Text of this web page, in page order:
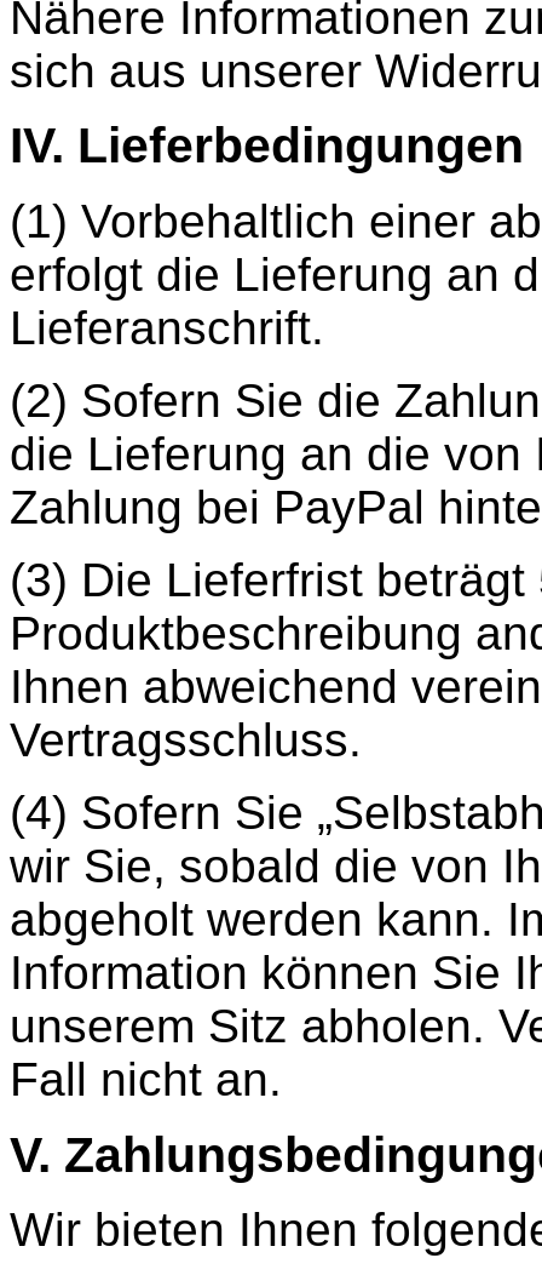
Nähere Informationen
sich aus unserer
IV. Lieferbedingungen
(1) Vorbehaltlich einer
erfolgt die Lieferung an
Lieferanschrift.
(2) Sofern Sie die
die Lieferung an die
Zahlung bei PayPal
(3) Die Lieferfrist
Produktbeschreibung
Ihnen abweichend
Vertragsschluss.
(4) Sofern Sie
wir Sie, sobald die von
abgeholt werden kann.
Information können Sie
unserem Sitz abholen.
Fall nicht an.
V.
Wir bieten Ihnen